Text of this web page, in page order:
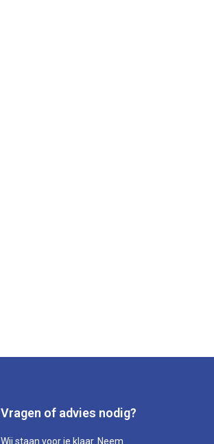
Vragen of advies nodig?
Wij staan voor je klaar. Neem